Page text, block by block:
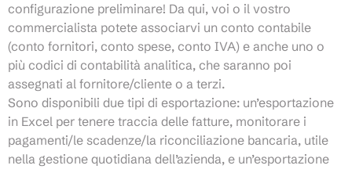
configurazione preliminare! Da qui, voi o il vostro
commercialista potete associarvi un conto contabile
(conto fornitori, conto spese, conto IVA) e anche uno o
più codici di contabilità analitica, che saranno poi
assegnati al fornitore/cliente o a terzi.
Sono disponibili due tipi di esportazione: un’esportazione
in Excel per tenere traccia delle fatture, monitorare i
pagamenti/le scadenze/la riconciliazione bancaria, utile
nella gestione quotidiana dell’azienda, e un’esportazione